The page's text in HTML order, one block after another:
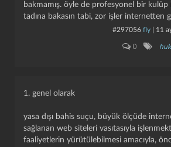
bakmamış. öyle de profesyonel bir
tadına bakasın tabi, zor i̇şler internetten
#297056 fly 11
0
1. genel olarak
yasa dışı bahis suçu, büyük ölçüde
sağlanan web siteleri vasıtasıyla
faaliyetlerin yürütülebilmesi amacıyla,